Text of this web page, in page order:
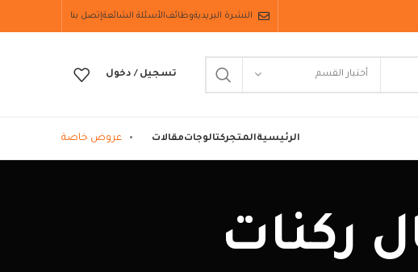
النشرة البريديةوظائفالأسئلة الشائعةإتصل بنا
أختيار القسم تسجيل / دخول
الرئيسيةالمتجركتالوجاتمقالات عروض خاصة